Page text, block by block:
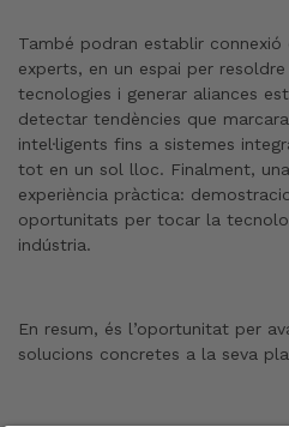
També podran establir
experts, en un espai per
tecnologies i generar aliances
detectar tendències que
intel·ligents fins a sistemes
tot en un sol lloc. Finalment,
experiència pràctica:
oportunitats per tocar la
indústria.
En resum, és l’oportunitat per
solucions concretes a la seva